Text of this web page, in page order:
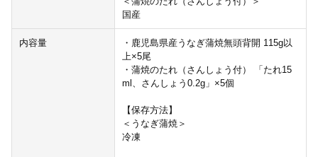
国産
内容量
・鹿児島県産うなぎ蒲焼無頭背開 115g以
上×5尾
・蒲焼のたれ（さんしょう付） 「たれ15
ml、さんしょう0.2g」×5個
【保存方法】
＜うなぎ蒲焼＞
冷凍